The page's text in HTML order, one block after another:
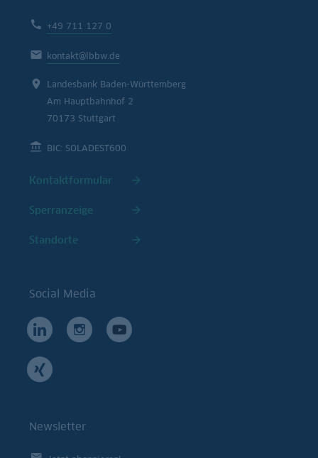
+49 711 127 0
kontakt@lbbw.de
Landesbank Baden-Württemberg
Am Hauptbahnhof 2
70173 Stuttgart
BIC: SOLADEST600
Kontaktformular
Sperranzeige
Standorte
Social Media
Newsletter